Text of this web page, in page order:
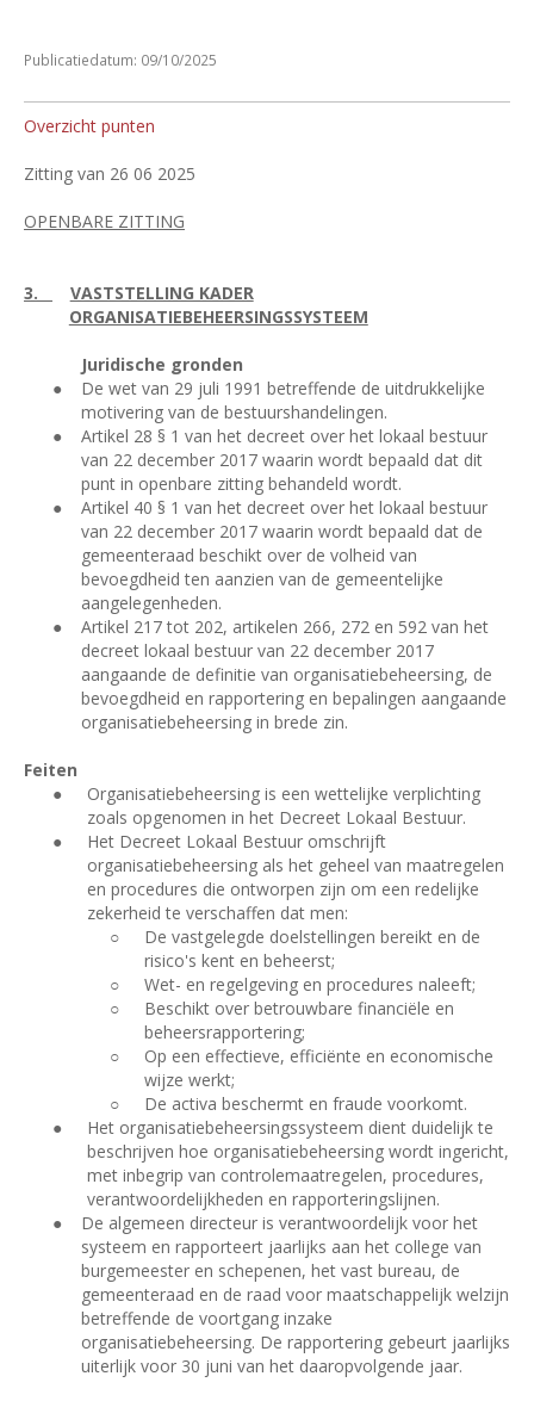
Publicatiedatum: 09/10/2025
Overzicht punten
Zitting van 26 06 2025
OPENBARE ZITTING
3.
VASTSTELLING KADER
ORGANISATIEBEHEERSINGSSYSTEEM
Juridische gronden
●
De wet van 29 juli 1991 betreffende de uitdrukkelijke
motivering van de bestuurshandelingen.
●
Artikel 28 § 1 van het decreet over het lokaal bestuur
van 22 december 2017 waarin wordt bepaald dat dit
punt in openbare zitting behandeld wordt.
●
Artikel 40 § 1 van het decreet over het lokaal bestuur
van 22 december 2017 waarin wordt bepaald dat de
gemeenteraad beschikt over de volheid van
bevoegdheid ten aanzien van de gemeentelijke
aangelegenheden.
●
Artikel 217 tot 202, artikelen 266, 272 en 592 van het
decreet lokaal bestuur van 22 december 2017
aangaande de definitie van organisatiebeheersing, de
bevoegdheid en rapportering en bepalingen aangaande
organisatiebeheersing in brede zin.
Feiten
●
Organisatiebeheersing is een wettelijke verplichting
zoals opgenomen in het Decreet Lokaal Bestuur.
●
Het Decreet Lokaal Bestuur omschrijft
organisatiebeheersing als het geheel van maatregelen
en procedures die ontworpen zijn om een redelijke
zekerheid te verschaffen dat men:
○
De vastgelegde doelstellingen bereikt en de
risico's kent en beheerst;
○
Wet- en regelgeving en procedures naleeft;
○
Beschikt over betrouwbare financiële en
beheersrapportering;
○
Op een effectieve, efficiënte en economische
wijze werkt;
○
De activa beschermt en fraude voorkomt.
●
Het organisatiebeheersingssysteem dient duidelijk te
beschrijven hoe organisatiebeheersing wordt ingericht,
met inbegrip van controlemaatregelen, procedures,
verantwoordelijkheden en rapporteringslijnen.
●
De algemeen directeur is verantwoordelijk voor het
systeem en rapporteert jaarlijks aan het college van
burgemeester en schepenen, het vast bureau, de
gemeenteraad en de raad voor maatschappelijk welzijn
betreffende de voortgang inzake
organisatiebeheersing. De rapportering gebeurt jaarlijks
uiterlijk voor 30 juni van het daaropvolgende jaar.